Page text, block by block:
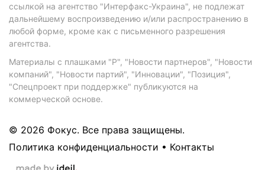
ссылкой на агентство "Интерфакс-Украина", не подлежат
дальнейшему воспроизведению и/или распространению в
любой форме, кроме как с письменного разрешения
агентства.
Материалы с плашками "Р", "Новости партнеров", "Новости
компаний", "Новости партий", "Инновации", "Позиция",
"Спецпроект при поддержке" публикуются на
коммерческой основе.
© 2026 Фокус. Все права защищены.
Политика конфиденциальности • Контакты